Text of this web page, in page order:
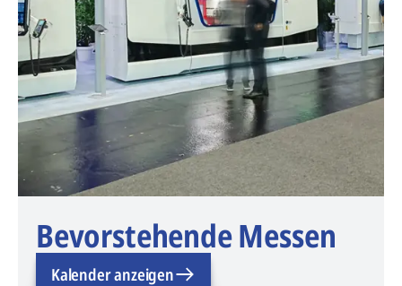
Bevorstehende Messen
Kalender anzeigen